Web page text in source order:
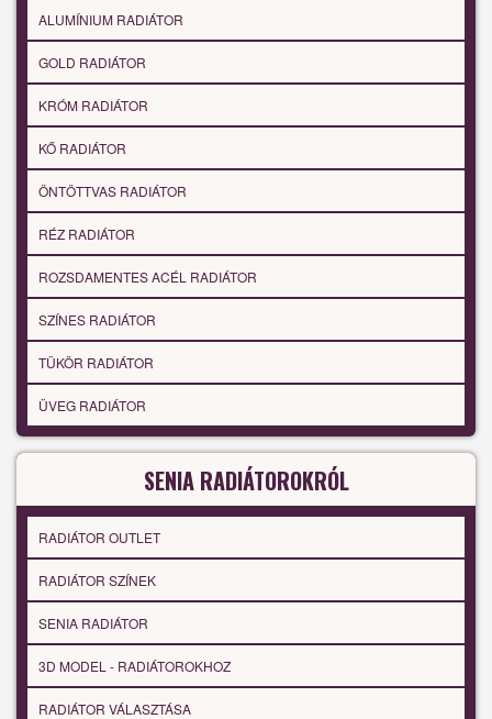
ALUMÍNIUM RADIÁTOR
GOLD RADIÁTOR
KRÓM RADIÁTOR
KŐ RADIÁTOR
ÖNTÖTTVAS RADIÁTOR
RÉZ RADIÁTOR
ROZSDAMENTES ACÉL RADIÁTOR
SZÍNES RADIÁTOR
TÜKÖR RADIÁTOR
ÜVEG RADIÁTOR
SENIA RADIÁTOROKRÓL
RADIÁTOR OUTLET
RADIÁTOR SZÍNEK
SENIA RADIÁTOR
3D MODEL - RADIÁTOROKHOZ
RADIÁTOR VÁLASZTÁSA